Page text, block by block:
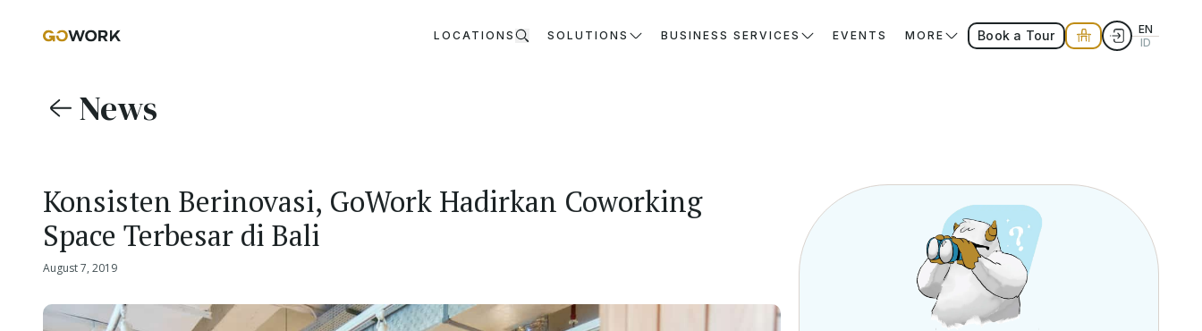
LOCATIONS SOLUTIONS BUSINESS SERVICES EVENTS MORE Book a Tour
EN
ID
News
Konsisten Berinovasi, GoWork Hadirkan Coworking
Space Terbesar di Bali
August 7, 2019